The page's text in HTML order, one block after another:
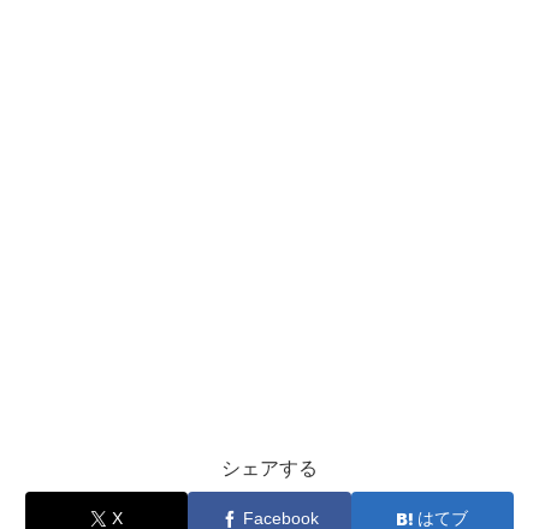
シェアする
X Facebook はてブ